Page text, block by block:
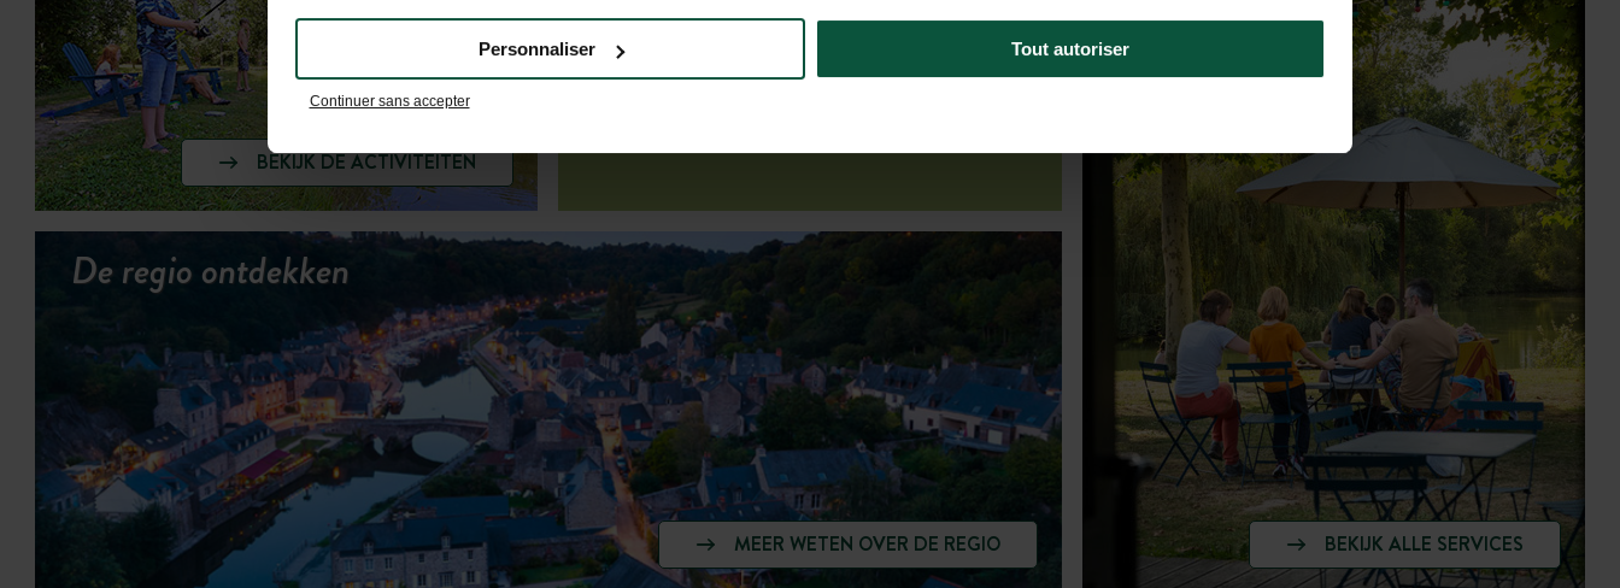
Continuer sans accepter
Personnaliser Tout autoriser
BEKIJK DE ACTIVITEITEN
Tarieven & beschikbaarheden
BEKIJK ALLE SERVICES
De regio ontdekken
MEER WETEN OVER DE REGIO